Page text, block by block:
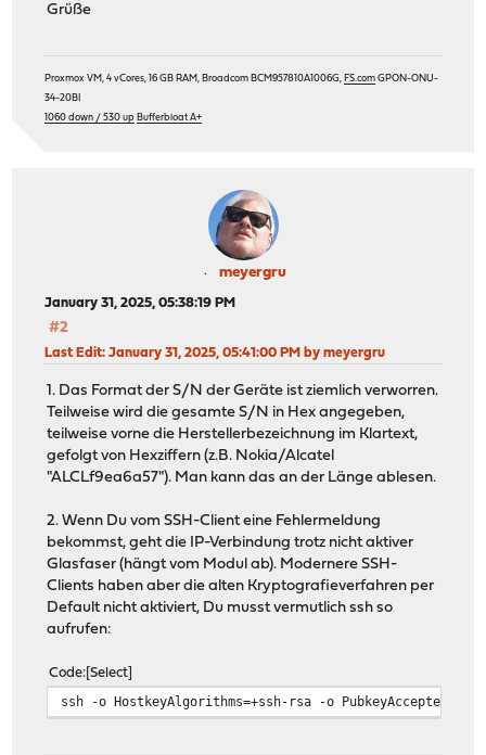
Grüße
Proxmox VM, 4 vCores, 16 GB RAM, Broadcom BCM957810A1006G, FS.com GPON-ONU-
34-20BI
1060 down / 530 up Bufferbloat A+
meyergru
January 31, 2025, 05:38:19 PM
#2
Last Edit: January 31, 2025, 05:41:00 PM by meyergru
1. Das Format der S/N der Geräte ist ziemlich verworren.
Teilweise wird die gesamte S/N in Hex angegeben,
teilweise vorne die Herstellerbezeichnung im Klartext,
gefolgt von Hexziffern (z.B. Nokia/Alcatel
"ALCLf9ea6a57"). Man kann das an der Länge ablesen.
2. Wenn Du vom SSH-Client eine Fehlermeldung
bekommst, geht die IP-Verbindung trotz nicht aktiver
Glasfaser (hängt vom Modul ab). Modernere SSH-
Clients haben aber die alten Kryptografieverfahren per
Default nicht aktiviert, Du musst vermutlich ssh so
aufrufen:
Code Select
ssh -o HostkeyAlgorithms=+ssh-rsa -o